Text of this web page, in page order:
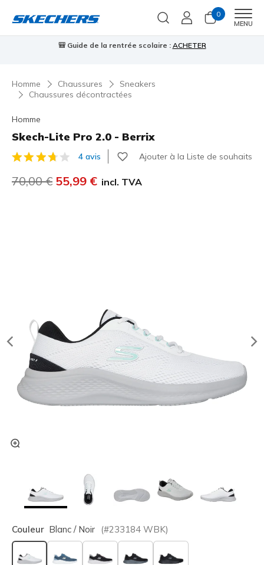
0
MENU
Skechers VIP :retours sous 45 jours pour les membres
Homme Chaussures
Sneakers
Chaussures décontractées
Homme
Skech-Lite Pro 2.0 - Berrix
Évaluation client 4 sur 5
4 avis Ajouter à la Liste de souhaits
Prix réduit de
70,00 € à
55,99 € incl. TVA
Couleur Blanc / Noir (#233184 WBK)